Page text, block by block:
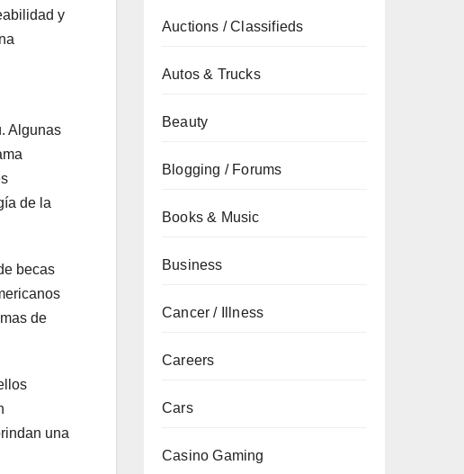
y
Algunas
de la
becas
de
una
Auctions / Classifieds
Autos & Trucks
Beauty
Blogging / Forums
Books & Music
Business
Cancer / Illness
Careers
Cars
Casino Gaming